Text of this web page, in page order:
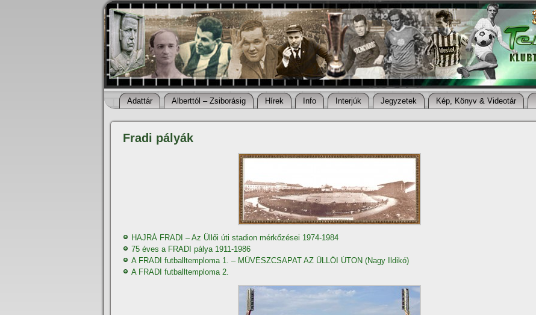
Adattár Alberttól – Zsiborásig Hí­rek Info Interjúk Jegyzetek Kép, Könyv & Videotár
Fradi pályák
HAJRÁ FRADI – Az Üllői úti stadion mérkőzései 1974-1984
75 éves a FRADI pálya 1911-1986
A FRADI futballtemploma 1. – MŰVÉSZCSAPAT AZ ÜLLŐI ÚTON (Nagy Ildikó)
A FRADI futballtemploma 2.